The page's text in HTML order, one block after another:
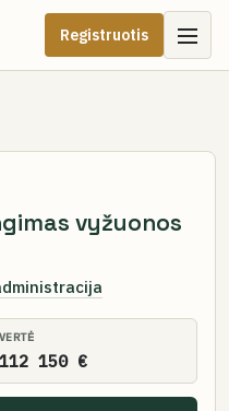
Registruotis
vyžuonos
VERTĖ
112 150 €